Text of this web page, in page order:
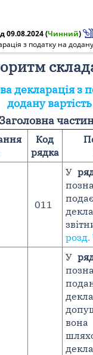
09.08.2024(Чинний)
декларація з
додану вартість
Заголовна
Код
рядка
011
У
розд.
У